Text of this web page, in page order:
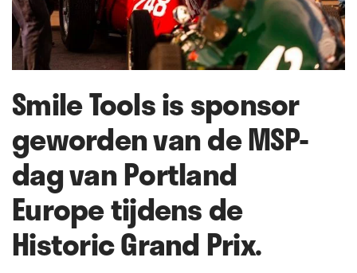
Smile Tools is sponsor
geworden van de MSP-
dag van Portland
Europe tijdens de
Historic Grand Prix.